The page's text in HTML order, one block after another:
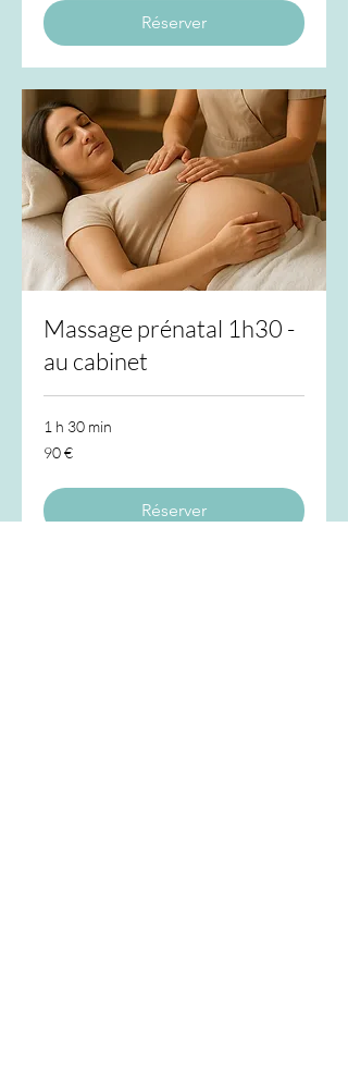
Réserver
Massage prénatal 1h30 -
au cabinet
1 h 30 min
90
euros
90 €
Réserver